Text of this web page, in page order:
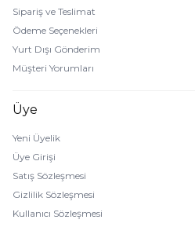
Sipariş ve Teslimat
Ödeme Seçenekleri
Yurt Dışı Gönderim
Müşteri Yorumları
Üye
Yeni Üyelik
Üye Girişi
Satış Sözleşmesi
Gizlilik Sözleşmesi
Kullanıcı Sözleşmesi